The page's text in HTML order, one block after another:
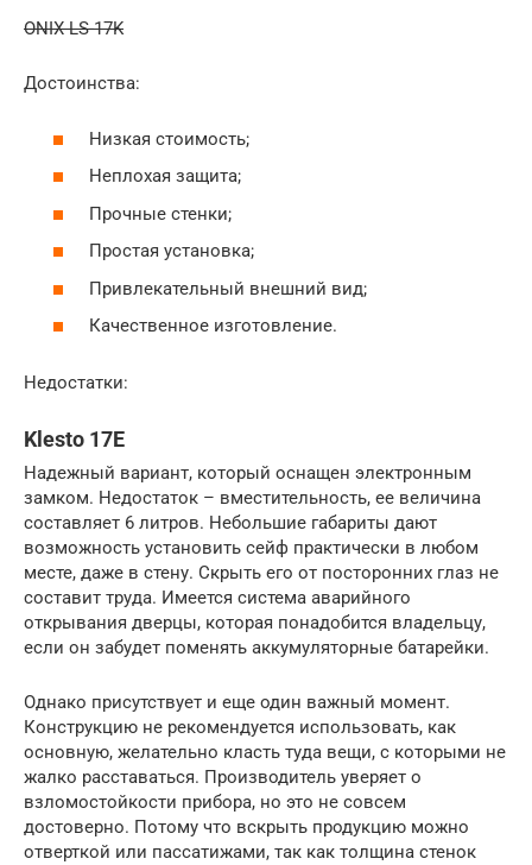
ONIX LS-17K
Достоинства:
Низкая стоимость;
Неплохая защита;
Прочные стенки;
Простая установка;
Привлекательный внешний вид;
Качественное изготовление.
Недостатки:
Klesto 17E
Надежный вариант, который оснащен электронным
замком. Недостаток – вместительность, ее величина
составляет 6 литров. Небольшие габариты дают
возможность установить сейф практически в любом
месте, даже в стену. Скрыть его от посторонних глаз не
составит труда. Имеется система аварийного
открывания дверцы, которая понадобится владельцу,
если он забудет поменять аккумуляторные батарейки.
Однако присутствует и еще один важный момент.
Конструкцию не рекомендуется использовать, как
основную, желательно класть туда вещи, с которыми не
жалко расставаться. Производитель уверяет о
взломостойкости прибора, но это не совсем
достоверно. Потому что вскрыть продукцию можно
отверткой или пассатижами, так как толщина стенок